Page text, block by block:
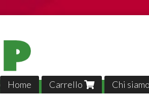
Home Carrello Chi siamo